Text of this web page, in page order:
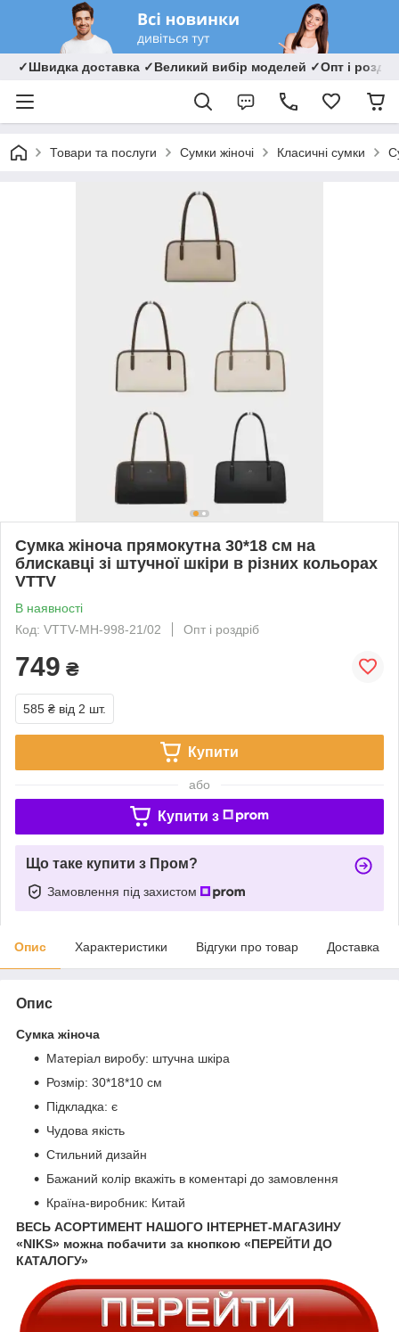
✓Швидка доставка ✓Великий вибір моделей ✓Опт і
Товари та послуги Сумки жіночі Класичні сумки
Сумка жіноча прямокутна 30*18 см на
блискавці зі штучної шкіри в різних кольорах
VTTV
В наявності
Код: VTTV-MH-998-21/02
Опт і роздріб
749 ₴
585 ₴ від 2 шт.
Купити
або
Купити з
Що таке купити з Пром?
Замовлення під захистом
Опис Характеристики Відгуки про товар Доставка
Опис
Сумка жіноча
Матеріал виробу: штучна шкіра
Розмір: 30*18*10 см
Підкладка: є
Чудова якість
Стильний дизайн
Бажаний колір вкажіть в коментарі до замовлення
Країна-виробник: Китай
ВЕСЬ АСОРТИМЕНТ НАШОГО ІНТЕРНЕТ-МАГАЗИНУ
«NIKS» можна побачити за кнопкою «ПЕРЕЙТИ ДО
КАТАЛОГУ»